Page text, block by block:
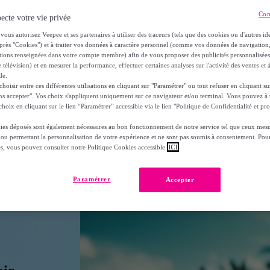
teint
de votre visage face au soleil ? La crème solaire teintée
les rayons UV, uneffet de teinte unificateuret des actifs
de chaque matin, été comme hiver (car oui,
votre vie privée
autorisez Veepee et ses partenaires à utiliser des traceurs (tels que des cookies ou d'autres
"Cookies") et à traiter vos données à caractère personnel (comme vos données de
renseignées dans votre compte membre) afin de vous proposer des publicités
télévision) et en mesurer la performance, effectuer certaines analyses sur l'activité des ventes et
entre ces différentes utilisations en cliquant sur "Paramétrer" ou tout refuser en cliquant
accepter". Vos choix s'appliquent uniquement sur ce navigateur et/ou terminal. Vous pouvez
en cliquant sur le lien “Paramétrer” accessible via le lien "Politique de Confidentialité et
déposés sont également nécessaires au bon fonctionnement de notre service tel que ceux
permettant la personnalisation de votre expérience et ne sont pas soumis à consentement.
vous pouvez consulter notre Politique Cookies accessible ICI
Accepter
Paramétrer